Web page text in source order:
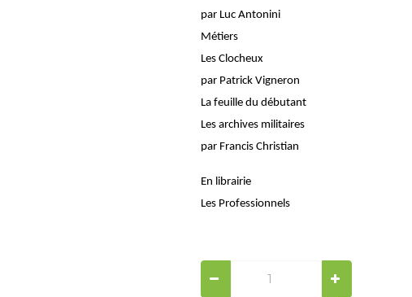
par Luc Antonini
Métiers
Les Clocheux
par Patrick Vigneron
La feuille du débutant
Les archives militaires
par Francis Christian
En librairie
Les Professionnels
Généalogie
Magazine